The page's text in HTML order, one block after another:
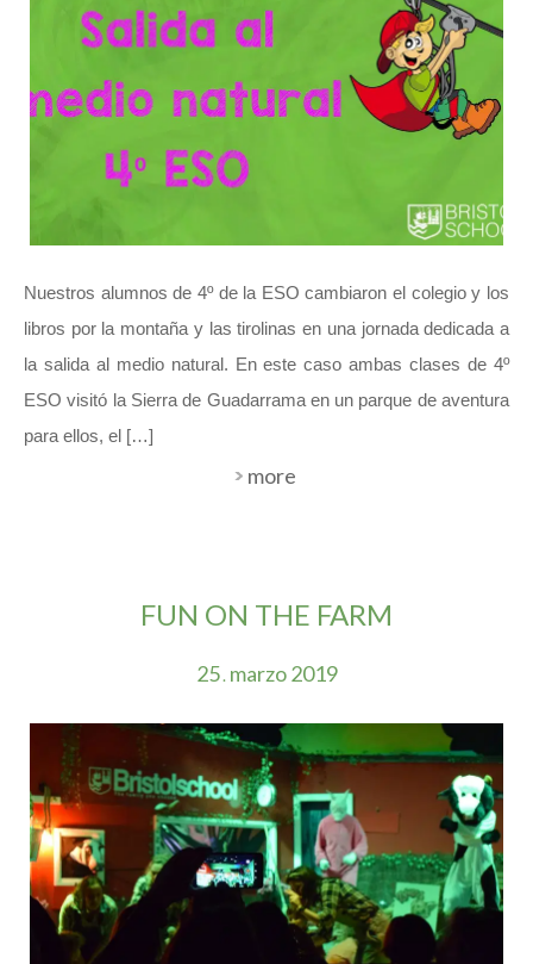
Nuestros alumnos de 4º de la ESO cambiaron el colegio y los
libros por la montaña y las tirolinas en una jornada dedicada a
la salida al medio natural. En este caso ambas clases de 4º
ESO visitó la Sierra de Guadarrama en un parque de aventura
para ellos, el […]
more
FUN ON THE FARM
25. marzo2019